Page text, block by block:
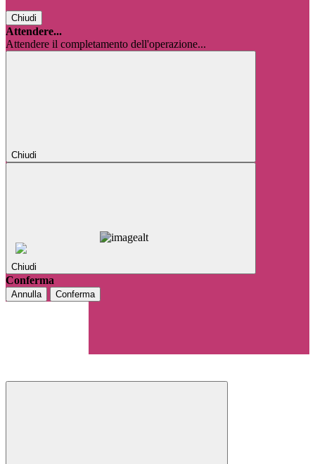
Chiudi
Attendere...
Attendere il completamento dell'operazione...
Chiudi
Chiudi
Conferma
Annulla Conferma